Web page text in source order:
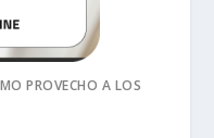
PROVECHO A LOS